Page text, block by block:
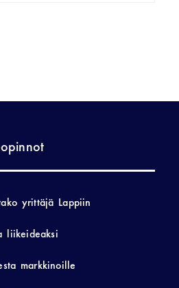
yrittäjä Lappiin
liikeideaksi
markkinoille